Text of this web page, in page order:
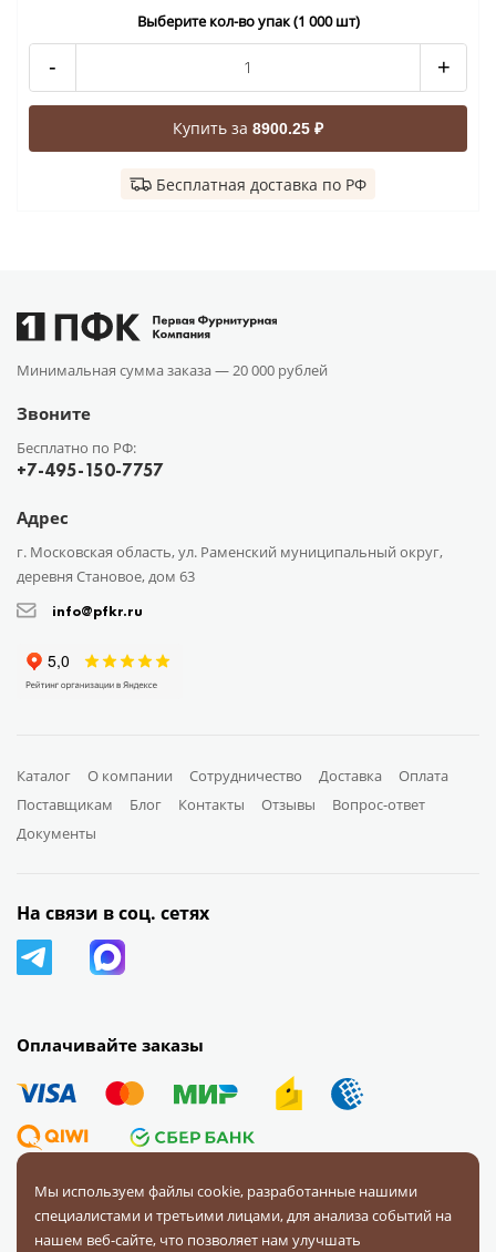
Выберите кол-во упак (1 000 шт)
- +
Купить за 8900.25 ₽
Бесплатная доставка по РФ
Минимальная сумма заказа — 20 000 рублей
Звоните
Бесплатно по РФ:
+7-495-150-7757
Адрес
г. Московская область, ул. Раменский муниципальный округ,
деревня Становое, дом 63
info@pfkr.ru
Каталог О компании Сотрудничество Доставка
Оплата
Поставщикам
Блог Контакты Отзывы
Вопрос-ответ
Документы
Оплачивайте заказы
На связи в соц. сетях
© 2008 — 2026 Первая Фурнитурная Компания.Все права
Мы используем файлы cookie, разработанные нашими
специалистами и третьими лицами, для анализа событий на
нашем веб-сайте, что позволяет нам улучшать